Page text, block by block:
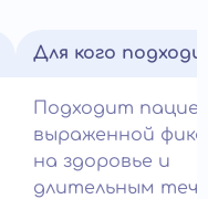
Для кого
Подходит
выраженной
на здоровье и
длительным